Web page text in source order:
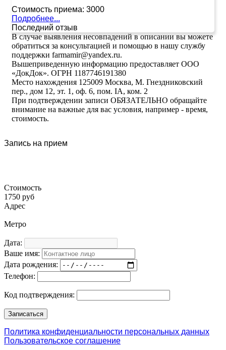
Стоимость приема: 3000
Подробнее...
Последний отзыв
В случае выявления несовпадений в описании вы можете
обратиться за консультацией и помощью в нашу службу
поддержки farmamir@yandex.ru.
Вышеприведенную информацию предоставляет ООО
«ДокДок». ОГРН 1187746191380
Место нахождения 125009 Москва, М. Гнездниковский
пер., дом 12, эт. 1, оф. 6, пом. IA, ком. 2
При подтверждении записи ОБЯЗАТЕЛЬНО обращайте
внимание на важные для вас условия, например - время,
стоимость.
Запись на прием
Стоимость
1750 руб
Адрес
Метро
Дата:
Ваше имя:
Дата рождения:
Телефон:
Код подтверждения:
Политика конфиденциальности персональных данных
Пользовательское соглашение